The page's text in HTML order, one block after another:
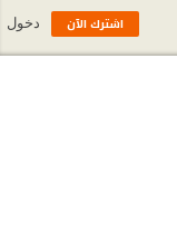
اشترك الآن دخول